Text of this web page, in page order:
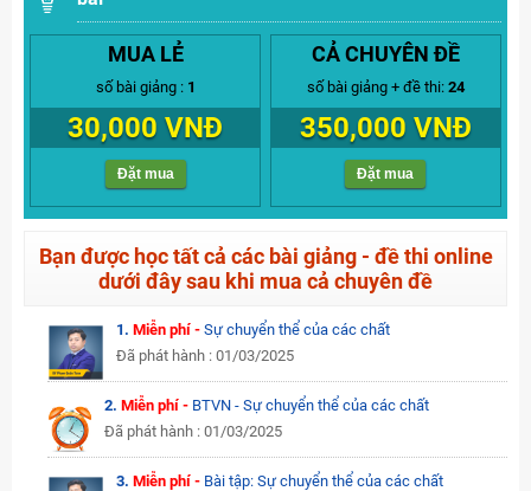
MUA LẺ
số bài giảng : 1
30,000 VNĐ
Đặt mua
CẢ CHUYÊN ĐỀ
số bài giảng + đề thi: 24
350,000 VNĐ
Đặt mua
Bạn được học tất cả các bài giảng - đề thi online
dưới đây sau khi mua cả chuyên đề
1. Miễn phí - Sự chuyển thể của các chất
Đã phát hành : 01/03/2025
2.Miễn phí - BTVN - Sự chuyển thể của các chất
Đã phát hành : 01/03/2025
3. Miễn phí - Bài tập: Sự chuyển thể của các chất